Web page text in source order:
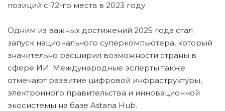
позиций с 72-го места в 2023 году.
Одним из важных достижений 2025 года стал
запуск национального суперкомпьютера, который
значительно расширил возможности страны в
сфере ИИ. Международные эсперты также
отмечают развитие цифровой инфраструктуры,
электронного правительства и инновационной
экосистемы на базе Astana Hub.